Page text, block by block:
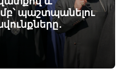
պաշտպանելու